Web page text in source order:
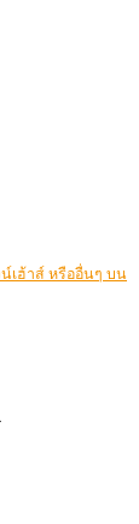
เฮ้าส์ หรืออื่นๆ บน